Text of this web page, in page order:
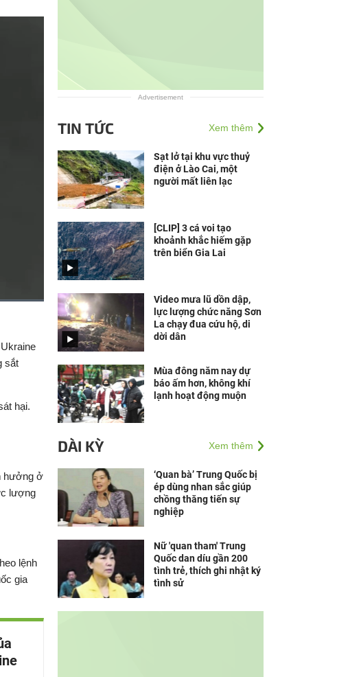
sắt
hại.
hưởng ở
lượng
lệnh
gia
Advertisement
TIN TỨC Xem thêm
Sạt lở tại khu vực thuỷ
điện ở Lào Cai, một
người mất liên lạc
[CLIP] 3 cá voi tạo
khoảnh khắc hiếm gặp
trên biển Gia Lai
Video mưa lũ dồn dập,
lực lượng chức năng Sơn
La chạy đua cứu hộ, di
dời dân
Mùa đông năm nay dự
báo ấm hơn, không khí
lạnh hoạt động muộn
DÀI KỲ Xem thêm
‘Quan bà’ Trung Quốc bị
ép dùng nhan sắc giúp
chồng thăng tiến sự
nghiệp
Nữ 'quan tham' Trung
Quốc dan díu gần 200
tình trẻ, thích ghi nhật ký
tình sử